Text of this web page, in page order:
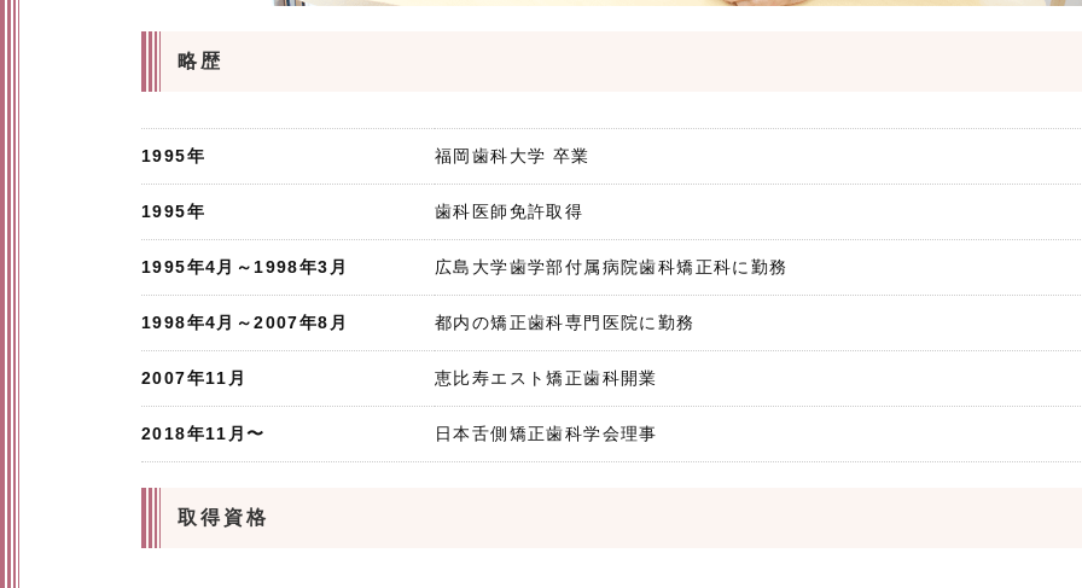
略歴
1995年 福岡歯科大学 卒業
1995年 歯科医師免許取得
1995年4月～1998年3月 広島大学歯学部付属病院歯科矯正科に勤務
1998年4月～2007年8月 都内の矯正歯科専門医院に勤務
2007年11月 恵比寿エスト矯正歯科開業
2018年11月〜 日本舌側矯正歯科学会理事
取得資格